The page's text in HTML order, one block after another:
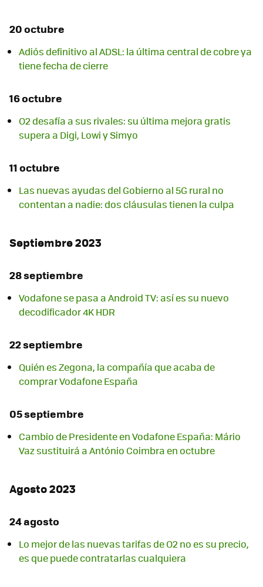
20 octubre
Adiós definitivo al ADSL: la última central de cobre ya
tiene fecha de cierre
16 octubre
O2 desafía a sus rivales: su última mejora gratis
supera a Digi, Lowi y Simyo
11 octubre
Las nuevas ayudas del Gobierno al 5G rural no
contentan a nadie: dos cláusulas tienen la culpa
Septiembre 2023
28 septiembre
Vodafone se pasa a Android TV: así es su nuevo
decodificador 4K HDR
22 septiembre
Quién es Zegona, la compañía que acaba de
comprar Vodafone España
05 septiembre
Cambio de Presidente en Vodafone España: Mário
Vaz sustituirá a António Coimbra en octubre
Agosto 2023
24 agosto
Lo mejor de las nuevas tarifas de O2 no es su precio,
es que puede contratarlas cualquiera